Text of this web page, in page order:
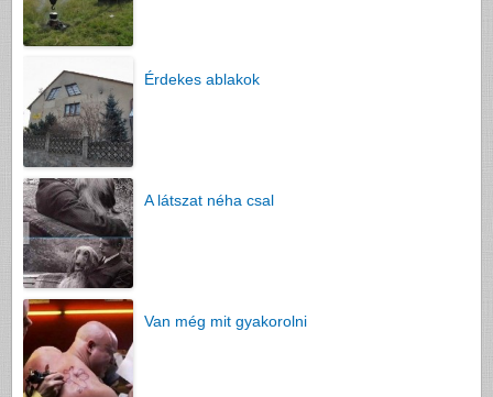
Érdekes ablakok
A látszat néha csal
Van még mit gyakorolni